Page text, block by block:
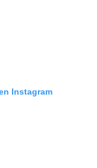
Instagram